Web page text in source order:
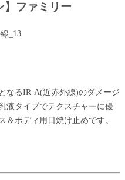
ファミリー
なるIR-A(近赤外線)のダメージ
液タイプでテクスチャーに優
ボディ用日焼け止めです。